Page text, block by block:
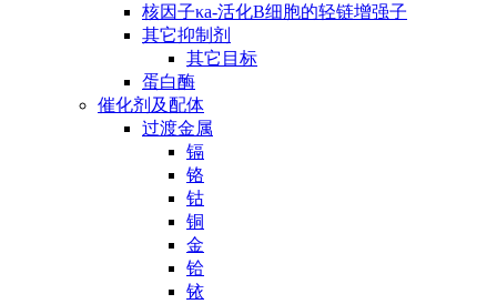
核因子κa-活化B细胞的轻链增强子
其它抑制剂
其它目标
蛋白酶
催化剂及配体
过渡金属
镉
铬
钴
铜
金
铪
铱